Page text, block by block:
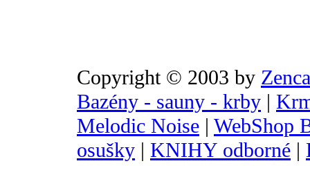
Copyright © 2003 by
Bazény - sauny - krby |
Melodic Noise | WebShop
osušky | KNIHY odborné |